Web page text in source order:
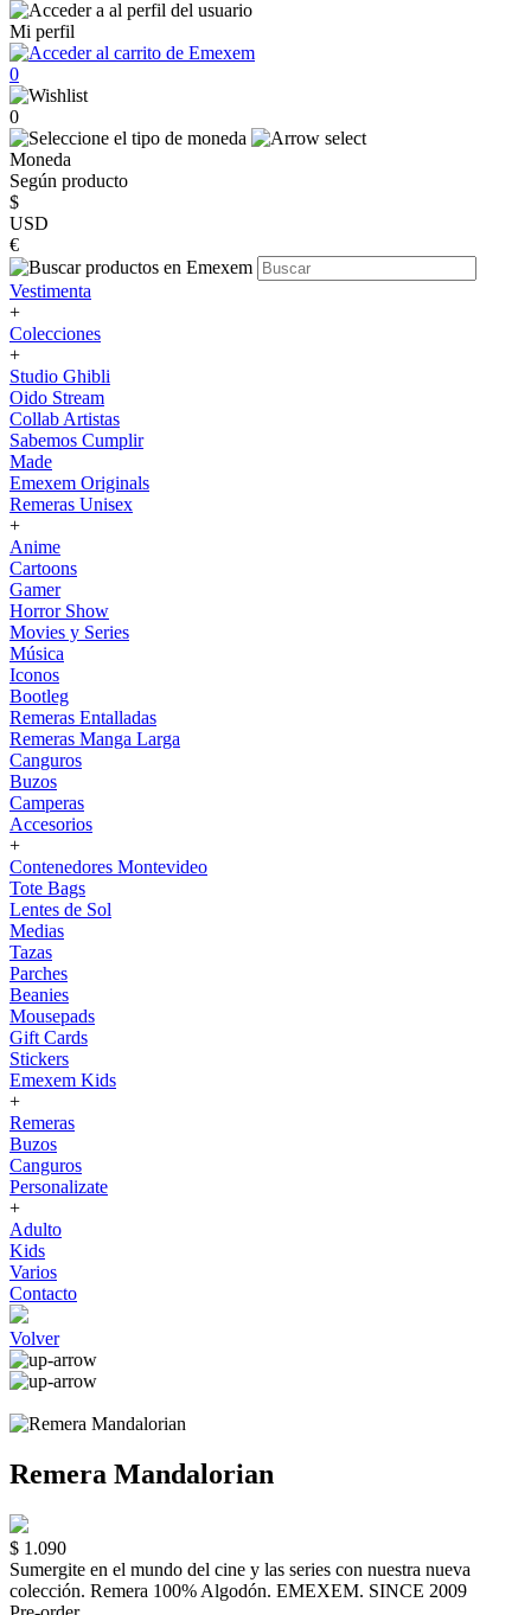
Mi perfil
0
0
Moneda
Según producto
$
USD
€
Vestimenta
+
Colecciones
+
Studio Ghibli
Oido Stream
Collab Artistas
Sabemos Cumplir
Made
Emexem Originals
Remeras Unisex
+
Anime
Cartoons
Gamer
Horror Show
Movies y Series
Música
Iconos
Bootleg
Remeras Entalladas
Remeras Manga Larga
Canguros
Buzos
Camperas
Accesorios
+
Contenedores Montevideo
Tote Bags
Lentes de Sol
Medias
Tazas
Parches
Beanies
Mousepads
Gift Cards
Stickers
Emexem Kids
+
Remeras
Buzos
Canguros
Personalizate
+
Adulto
Kids
Varios
Contacto
Volver
Remera Mandalorian
$ 1.090
Sumergite en el mundo del cine y las series con nuestra nueva
colección. Remera 100% Algodón. EMEXEM. SINCE 2009